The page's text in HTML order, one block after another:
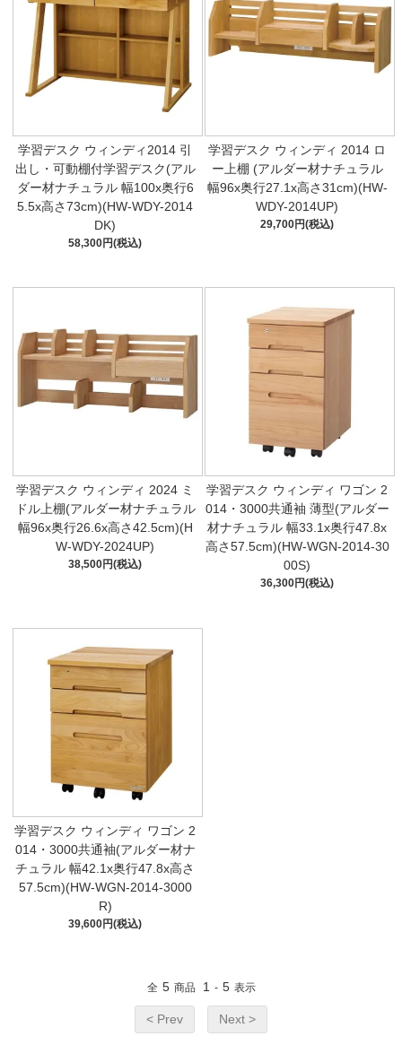
学習デスク ウィンディ2014 引
出し・可動棚付学習デスク(アル
ダー材ナチュラル 幅100x奥行6
5.5x高さ73cm)(HW-WDY-2014
DK)
58,300円(税込)
学習デスク ウィンディ 2014 ロ
ー上棚 (アルダー材ナチュラル
幅96x奥行27.1x高さ31cm)(HW-
WDY-2014UP)
29,700円(税込)
学習デスク ウィンディ 2024 ミ
ドル上棚(アルダー材ナチュラル
幅96x奥行26.6x高さ42.5cm)(H
W-WDY-2024UP)
38,500円(税込)
学習デスク ウィンディ ワゴン 2
014・3000共通袖 薄型(アルダー
材ナチュラル 幅33.1x奥行47.8x
高さ57.5cm)(HW-WGN-2014-30
00S)
36,300円(税込)
学習デスク ウィンディ ワゴン 2
014・3000共通袖(アルダー材ナ
チュラル 幅42.1x奥行47.8x高さ
57.5cm)(HW-WGN-2014-3000
R)
39,600円(税込)
全 5 商品 1 - 5 表示
< Prev Next >